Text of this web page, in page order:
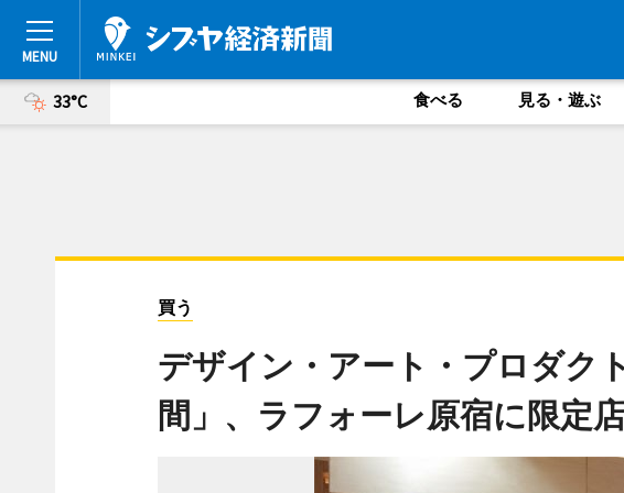
33°C 食べる 見る・遊ぶ
買う
デザイン・アート・プロダク
間」、ラフォーレ原宿に限定